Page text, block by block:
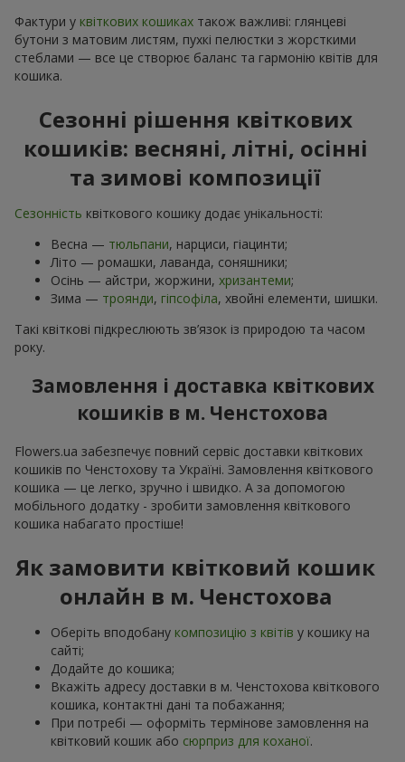
Фактури у квіткових кошиках також важливі: глянцеві
бутони з матовим листям, пухкі пелюстки з жорсткими
стеблами — все це створює баланс та гармонію квітів для
кошика.
Сезонні рішення квіткових
кошиків: весняні, літні, осінні
та зимові композиції
Сезонність квіткового кошику додає унікальності:
Весна — тюльпани, нарциси, гіацинти;
Літо — ромашки, лаванда, соняшники;
Осінь — айстри, жоржини, хризантеми;
Зима — троянди, гіпсофіла, хвойні елементи, шишки.
Такі квіткові підкреслюють зв’язок із природою та часом
року.
Замовлення і доставка квіткових
кошиків в м. Ченстохова
Flowers.ua забезпечує повний сервіс доставки квіткових
кошиків по Ченстохову та Україні. Замовлення квіткового
кошика — це легко, зручно і швидко. А за допомогою
мобільного додатку - зробити замовлення квіткового
кошика набагато простіше!
Як замовити квітковий кошик
онлайн в м. Ченстохова
Оберіть вподобану композицію з квітів у кошику на
сайті;
Додайте до кошика;
Вкажіть адресу доставки в м. Ченстохова квіткового
кошика, контактні дані та побажання;
При потребі — оформіть термінове замовлення на
квітковий кошик або сюрприз для коханої.